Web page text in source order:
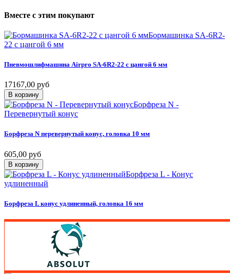
Вместе с этим покупают
Бормашинка SA-6R2-
22 с цангой 6 мм
Пневмошлифмашина Airpro SA-6R2-22 с цангой 6 мм
17167,00 руб
В корзину
Борфреза N -
Перевернутый конус
Борфреза N перевернутый конус, головка 10 мм
605,00 руб
В корзину
Борфреза L - Конус
удлиненный
Борфреза L конус удлиненный, головка 16 мм